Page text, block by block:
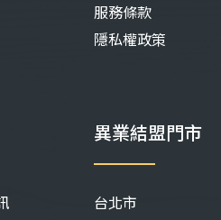
服務條款
隱私權政策
異業結盟門市
台北市